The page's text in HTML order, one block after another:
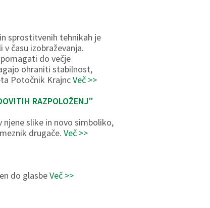
sprostitvenih tehnikah je
času izobraževanja.
do večje
ohraniti stabilnost,
Potočnik KrajncVeč >>
RAZPOLOŽENJ"
njene slike in novo simboliko,
drugače.Več >>
do glasbeVeč >>